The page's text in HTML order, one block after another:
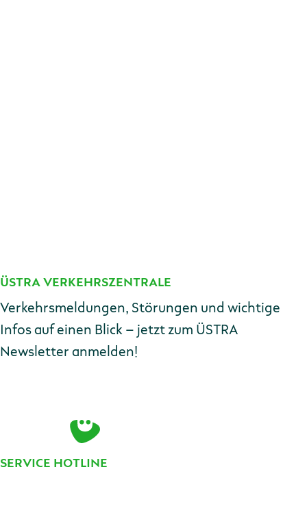
Kontakt
ÜSTRA VERKEHRSZENTRALE
Verkehrsmeldungen, Störungen und wichtige
Infos auf einen Blick – jetzt zum ÜSTRA
Newsletter anmelden!
SERVICE HOTLINE